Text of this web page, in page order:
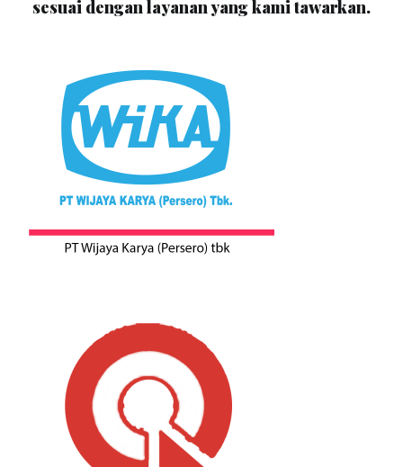
sesuai dengan layanan yang kami tawarkan.